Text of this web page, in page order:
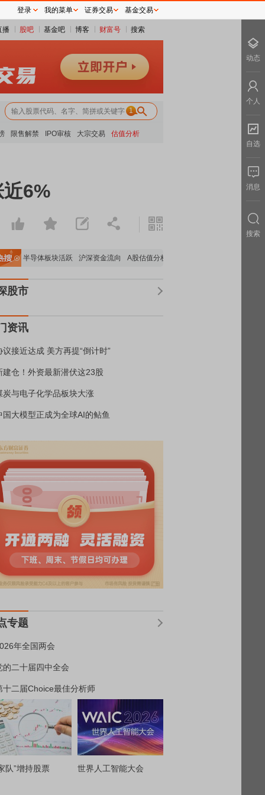
播 股吧 基金吧 博客 财富号 搜索
1
限售解禁 IPO审核 大宗交易 估值分析
6%
强 半导体板块活跃 沪深资金流向 A股估值分析全览
股市
资讯
议接近达成 美方再提“倒计时”
建仓！外资最新潜伏这23股
炭与电子化学品板块大涨
国大模型正成为全球AI的鲇鱼
专题
年全国两会
的二十届四中全会
十二届Choice最佳分析师
队”增持股票 世界人工智能大会
登录 我的菜单 证券交易 基金交易
动态
个人
自选
消息
搜索